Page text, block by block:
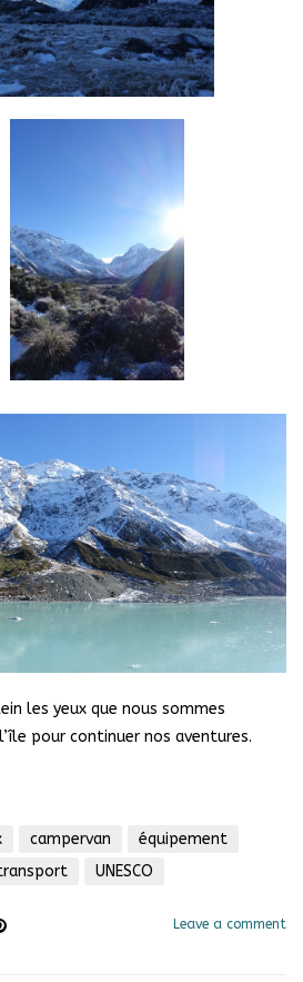
les yeux que nous sommes
pour continuer nos aventures.
campervan
équipement
UNESCO
Leave a comment